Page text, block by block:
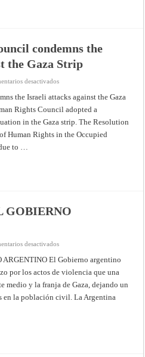
condemns the
the Gaza Strip
desactivadosen
Human
Rights
Council
condemns
the
Israeli
attacks
the Israeli attacks against the Gaza
Rights Council adopted a
in the Gaza strip. The Resolution
Human Rights in the Occupied
to …
GOBIERNO
desactivadosen
DEL
GOBIERNO
ARGENTINO
El Gobierno argentino
por los actos de violencia que una
medio y la franja de Gaza, dejando un
en la población civil. La Argentina